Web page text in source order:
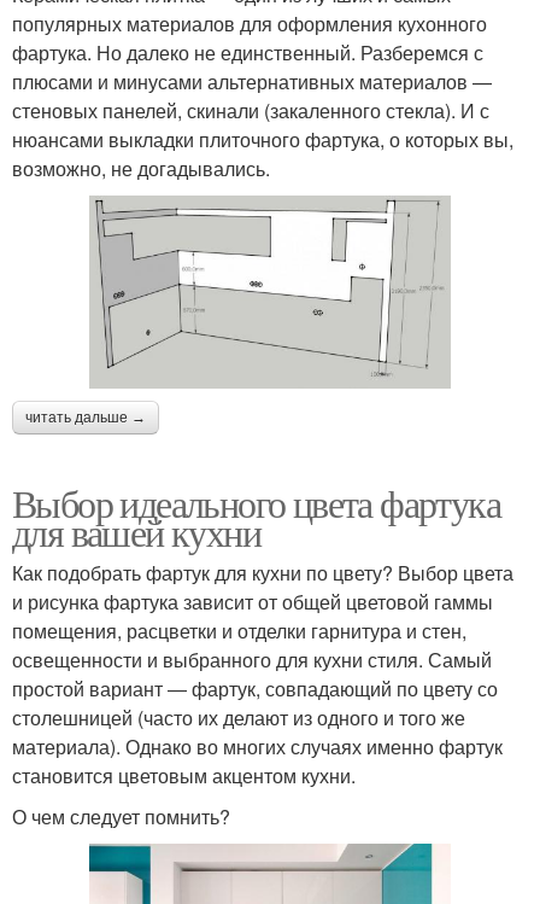
популярных материалов для оформления кухонного
фартука. Но далеко не единственный. Разберемся с
плюсами и минусами альтернативных материалов —
стеновых панелей, скинали (закаленного стекла). И с
нюансами выкладки плиточного фартука, о которых вы,
возможно, не догадывались.
читать дальше →
Выбор идеального цвета фартука
для вашей кухни
Как подобрать фартук для кухни по цвету? Выбор цвета
и рисунка фартука зависит от общей цветовой гаммы
помещения, расцветки и отделки гарнитура и стен,
освещенности и выбранного для кухни стиля. Самый
простой вариант ― фартук, совпадающий по цвету со
столешницей (часто их делают из одного и того же
материала). Однако во многих случаях именно фартук
становится цветовым акцентом кухни.
О чем следует помнить?